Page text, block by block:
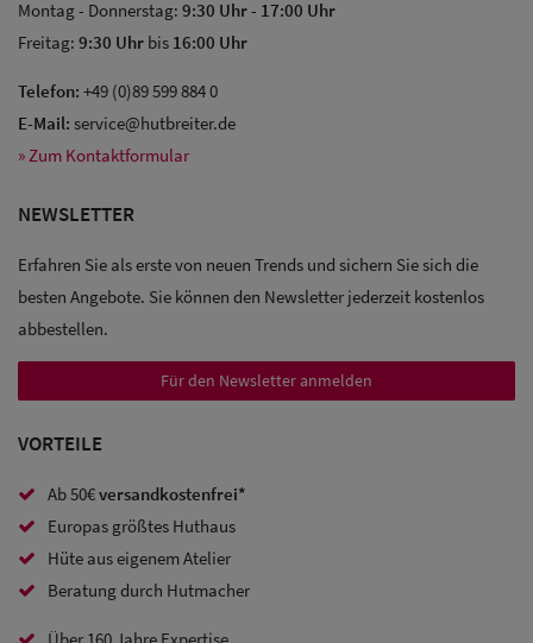
Baseball
Caps
Trucker
Caps
Sale: Caps
mit
Montag - Donnerstag: 9:30 Uhr- 17:00 Uhr
Freitag: 9:30 Uhr bis 16:00 Uhr
Telefon: +49 (0)89 599 884 0
E-Mail: service@hutbreiter.de
» Zum Kontaktformular
NEWSLETTER
Erfahren Sie als erste von neuen Trends und sichern Sie sich die
besten Angebote. Sie können den Newsletter jederzeit kostenlos
abbestellen.
Für den Newsletter anmelden
VORTEILE
Ab 50€versandkostenfrei*
Europas größtes Huthaus
Hüte aus eigenem Atelier
Beratung durch Hutmacher